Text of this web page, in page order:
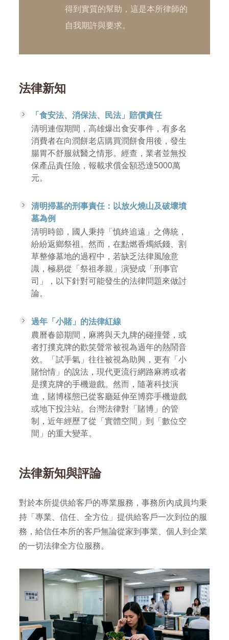
得到實質的幫助，這是本所律師的
自我期許與要求。
法律新知
「食安法、消保法、民法」賠償責任
清明連假期間，高雄爆出食安事件，有多名
消費者在向潤餅老店購買潤餅食用後，發生
腸胃不舒服就醫之情形。經查，業者並無投
保產品責任險，報載求償金額恐達5000萬
元。
清明掃墓的刑事責任：以放火燒山及破壞墳
墓為例
清明時節，國人秉持「慎終追遠」之傳統，
紛紛返鄉祭祖。然而，在點燃香燭紙錢、割
草整修墓地的過程中，若缺乏法律風險意
識，極易從「祭祖孝親」演變成「刑事官
司」，以下針對可能發生的法律問題來做討
論。
過年「小賭」的法律紅線
農曆春節期間，麻將與天九牌的碰撞聲，或
者打撲克牌的歡笑聲常被視為過年的熱鬧音
效。「試手氣」往往被視為助興，更有「小
賭怡情」的說法，現代更流行網路麻將或者
是撲克牌的手機遊戲。然而，隨著科技演
進，賭博樣態已從客廳延伸至博弈手機遊戲
或地下投注站。台灣法律對「賭博」的管
制，近年經歷了從「實體空間」到「數位空
間」的重大變革。
法律新知與評論
對於本所提供給客戶的專業服務，事務所內成員均秉
持「專業、信任、全方位」提供給客戶一次到位的服
務，給信任本所的客戶無論從家到事業、個人到企業
的一切法律全方位服務。